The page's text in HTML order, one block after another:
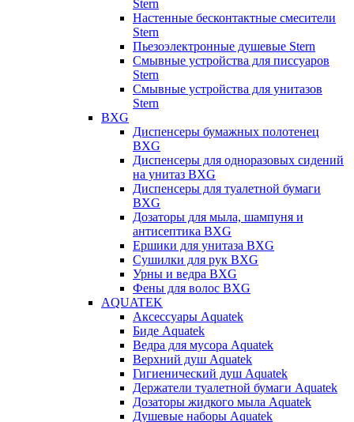
Stern
Настенные бесконтактные смесители
Stern
Пьезоэлектронные душевые Stern
Смывные устройства для писсуаров
Stern
Смывные устройства для унитазов
Stern
BXG
Диспенсеры бумажных полотенец
BXG
Диспенсеры для одноразовых сидений
на унитаз BXG
Диспенсеры для туалетной бумаги
BXG
Дозаторы для мыла, шампуня и
антисептика BXG
Ершики для унитаза BXG
Сушилки для рук BXG
Урны и ведра BXG
Фены для волос BXG
AQUATEK
Аксессуары Aquatek
Биде Aquatek
Ведра для мусора Aquatek
Верхний душ Aquatek
Гигиенический душ Aquatek
Держатели туалетной бумаги Aquatek
Дозаторы жидкого мыла Aquatek
Душевые наборы Aquatek